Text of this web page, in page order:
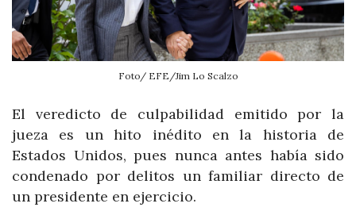
Foto/ EFE/Jim Lo Scalzo
El veredicto de culpabilidad emitido por la
jueza es un hito inédito en la historia de
Estados Unidos, pues nunca antes había sido
condenado por delitos un familiar directo de
un presidente en ejercicio.